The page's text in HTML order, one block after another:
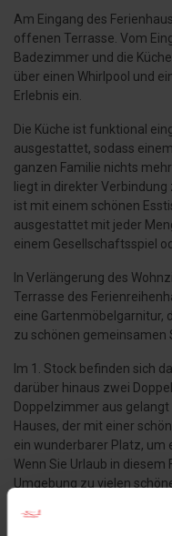
Am Eingang des
offenen Terrasse. Vom
Badezimmer und die
über einen Whirlpool und
Erlebnis ein.
Die Küche ist funktional
ausgestattet, sodass
ganzen Familie nichts
liegt in direkter
ist mit einem schönen
ausgestattet mit jeder
einem Gesellschaftsspiel
In Verlängerung des
Terrasse des
eine Gartenmöbelgarnitur,
zu schönen gemeinsamen
Im 1. Stock befinden sich
darüber hinaus zwei
Doppelzimmer aus
Hauses, der mit einer
ein wunderbarer Platz, um
Wenn Sie Urlaub in
Umgebung zu vielen
Blåvandvej, die